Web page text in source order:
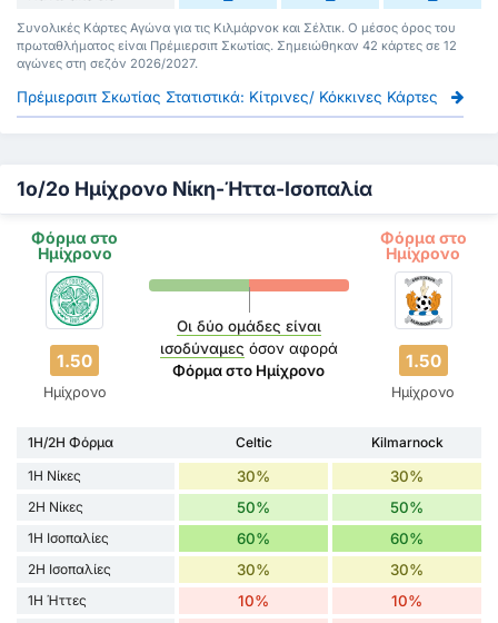
Συνολικές Κάρτες Αγώνα για τις Κιλμάρνοκ και Σέλτικ. Ο μέσος όρος του
πρωταθλήματος είναι Πρέμιερσιπ Σκωτίας. Σημειώθηκαν 42 κάρτες σε 12
αγώνες στη σεζόν 2026/2027.
Πρέμιερσιπ Σκωτίας Στατιστικά: Κίτρινες/ Κόκκινες Κάρτες
1ο/2ο Ημίχρονο Νίκη-Ήττα-Ισοπαλία
Φόρμα στο
Ημίχρονο
Φόρμα στο
Ημίχρονο
1.50
Ημίχρονο
Οι δύο ομάδες είναι
ισοδύναμες όσον αφορά
Φόρμα στο Ημίχρονο
1.50
Ημίχρονο
1H/2H Φόρμα Celtic
Kilmarnock
1H Νίκες
30% 30%
2H Νίκες 50% 50%
1H Ισοπαλίες 60% 60%
2H Ισοπαλίες 30% 30%
1H Ήττες 10% 10%